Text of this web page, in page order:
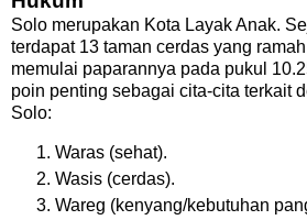
Solo merupakan Kota Layak Anak.
terdapat 13 taman cerdas yang
memulai paparannya pada pukul
poin penting sebagai cita-cita terkait
Solo:
Waras (sehat).
Wasis (cerdas).
Wareg (kenyang/kebutuhan